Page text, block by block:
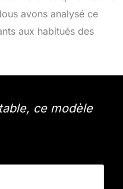
avons analysé ce
aux habitués des
ce modèle